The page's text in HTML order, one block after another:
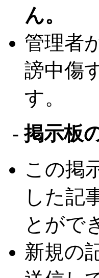
ん。
管理者
謗中傷
す。
- 掲示板
この掲
した記
とがで
新規の